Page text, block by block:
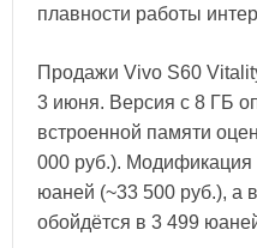
плавности работы
Продажи Vivo S60
3 июня. Версия с 8 ГБ
встроенной памяти
000 руб.). Модификация
юаней (~33 500 руб.), а
обойдётся в 3 499